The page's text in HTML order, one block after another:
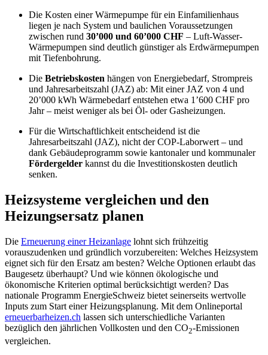
Die Kosten einer Wärmepumpe für ein Einfamilienhaus
liegen je nach System und baulichen Voraussetzungen
zwischen rund 30’000 und 60’000 CHF – Luft-Wasser-
Wärmepumpen sind deutlich günstiger als Erdwärmepumpen
mit Tiefenbohrung.
Die Betriebskosten hängen von Energiebedarf, Strompreis
und Jahresarbeitszahl (JAZ) ab: Mit einer JAZ von 4 und
20’000 kWh Wärmebedarf entstehen etwa 1’600 CHF pro
Jahr – meist weniger als bei Öl- oder Gasheizungen.
Für die Wirtschaftlichkeit entscheidend ist die
Jahresarbeitszahl (JAZ), nicht der COP-Laborwert – und
dank Gebäudeprogramm sowie kantonaler und kommunaler
Fördergelder kannst du die Investitionskosten deutlich
senken.
Heizsysteme vergleichen und den
Heizungsersatz planen
Die Erneuerung einer Heizanlage lohnt sich frühzeitig
vorauszudenken und gründlich vorzubereiten: Welches Heizsystem
eignet sich für den Ersatz am besten? Welche Optionen erlaubt das
Baugesetz überhaupt? Und wie können ökologische und
ökonomische Kriterien optimal berücksichtigt werden? Das
nationale Programm EnergieSchweiz bietet seinerseits wertvolle
Inputs zum Start einer Heizungsplanung. Mit dem Onlineportal
erneuerbarheizen.ch lassen sich unterschiedliche Varianten
bezüglich den jährlichen Vollkosten und den CO2-Emissionen
vergleichen.